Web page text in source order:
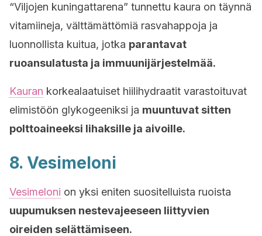
“Viljojen kuningattarena” tunnettu kaura on täynnä
vitamiineja, välttämättömiä rasvahappoja ja
luonnollista kuitua, jotka parantavat
ruoansulatusta ja immuunijärjestelmää.
Kauran korkealaatuiset hiilihydraatit varastoituvat
elimistöön glykogeeniksi ja muuntuvat sitten
polttoaineeksi lihaksille ja aivoille.
8. Vesimeloni
Vesimeloni on yksi eniten suositelluista ruoista
uupumuksen nestevajeeseen liittyvien
oireiden selättämiseen.